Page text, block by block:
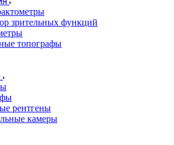
зрительных функций
топографы
рентгены
камеры